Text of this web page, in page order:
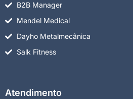
B2B Manager
Mendel Medical
Dayho Metalmecânica
Salk Fitness
Atendimento